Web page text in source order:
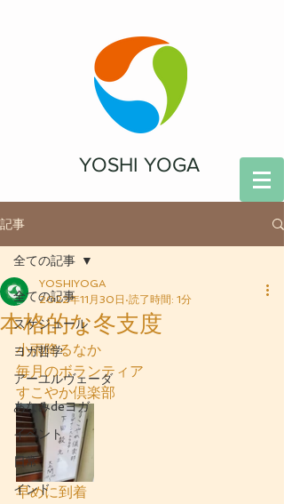
YOSHI YOGA
記事
全ての記事
スケジュール
ヨガ哲学
アーユルヴェーダ
あなみdeヨガ
イベント
日常
インド
全ての記事
本格的な冬支度
YOSHIYOGA
2022年11月30日 読了時間: 1分
小雨降るなか
毎月のボランティア
すこやか倶楽部
早めに到着